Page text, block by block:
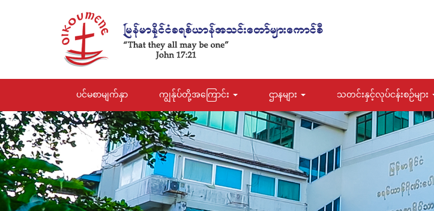
ပင်မစာမျက်နှာ ကျွန်ုပ်တို့အကြောင်း ဌာနများ သတင်းနှင့်လုပ်ငန်းစဉ်များ